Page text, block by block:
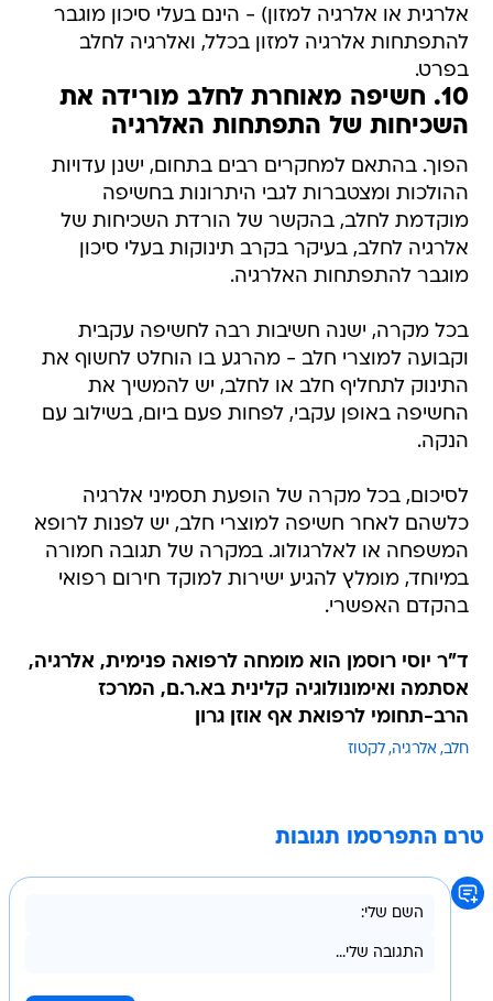
אלרגית או אלרגיה למזון) - הינם בעלי סיכון מוגבר
להתפתחות אלרגיה למזון בכלל, ואלרגיה לחלב
בפרט.
10. חשיפה מאוחרת לחלב מורידה את
השכיחות של התפתחות האלרגיה
הפוך. בהתאם למחקרים רבים בתחום, ישנן עדויות
ההולכות ומצטברות לגבי היתרונות בחשיפה
מוקדמת לחלב, בהקשר של הורדת השכיחות של
אלרגיה לחלב, בעיקר בקרב תינוקות בעלי סיכון
מוגבר להתפתחות האלרגיה.
בכל מקרה, ישנה חשיבות רבה לחשיפה עקבית
וקבועה למוצרי חלב - מהרגע בו הוחלט לחשוף את
התינוק לתחליף חלב או לחלב, יש להמשיך את
החשיפה באופן עקבי, לפחות פעם ביום, בשילוב עם
הנקה.
לסיכום, בכל מקרה של הופעת תסמיני אלרגיה
כלשהם לאחר חשיפה למוצרי חלב, יש לפנות לרופא
המשפחה או לאלרגולוג. במקרה של תגובה חמורה
במיוחד, מומלץ להגיע ישירות למוקד חירום רפואי
בהקדם האפשרי.
ד"ר יוסי רוסמן הוא מומחה לרפואה פנימית, אלרגיה,
אסתמה ואימונולוגיה קלינית בא.ר.ם, המרכז
הרב-תחומי לרפואת אף אוזן גרון
חלב אלרגיה לקטוז
טרם התפרסמו תגובות